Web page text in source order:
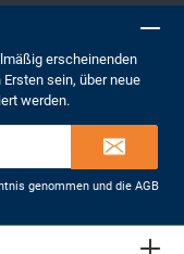
erscheinenden
sein, über neue
werden.
genommen und dieAGB